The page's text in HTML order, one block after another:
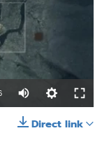
Direct link